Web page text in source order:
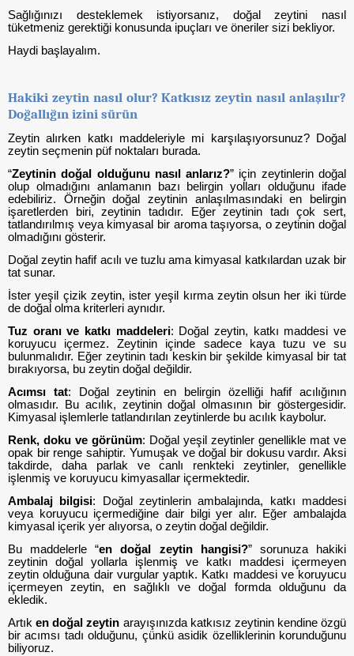
Sağlığınızı desteklemek istiyorsanız, doğal zeytini nasıl
tüketmeniz gerektiği konusunda ipuçları ve öneriler sizi bekliyor.
Haydi başlayalım.
Hakiki zeytin nasıl olur? Katkısız zeytin nasıl anlaşılır?
Doğallığın izini sürün
Zeytin alırken katkı maddeleriyle mi karşılaşıyorsunuz? Doğal
zeytin seçmenin püf noktaları burada.
“Zeytinin doğal olduğunu nasıl anlarız?” için zeytinlerin doğal
olup olmadığını anlamanın bazı belirgin yolları olduğunu ifade
edebiliriz. Örneğin doğal zeytinin anlaşılmasındaki en belirgin
işaretlerden biri, zeytinin tadıdır. Eğer zeytinin tadı çok sert,
tatlandırılmış veya kimyasal bir aroma taşıyorsa, o zeytinin doğal
olmadığını gösterir.
Doğal zeytin hafif acılı ve tuzlu ama kimyasal katkılardan uzak bir
tat sunar.
İster yeşil çizik zeytin, ister yeşil kırma zeytin olsun her iki türde
de doğal olma kriterleri aynıdır.
Tuz oranı ve katkı maddeleri: Doğal zeytin, katkı maddesi ve
koruyucu içermez. Zeytinin içinde sadece kaya tuzu ve su
bulunmalıdır. Eğer zeytinin tadı keskin bir şekilde kimyasal bir tat
bırakıyorsa, bu zeytin doğal değildir.
Acımsı tat: Doğal zeytinin en belirgin özelliği hafif acılığının
olmasıdır. Bu acılık, zeytinin doğal olmasının bir göstergesidir.
Kimyasal işlemlerle tatlandırılan zeytinlerde bu acılık kaybolur.
Renk, doku ve görünüm: Doğal yeşil zeytinler genellikle mat ve
opak bir renge sahiptir. Yumuşak ve doğal bir dokusu vardır. Aksi
takdirde, daha parlak ve canlı renkteki zeytinler, genellikle
işlenmiş ve koruyucu kimyasallar içermektedir.
Ambalaj bilgisi: Doğal zeytinlerin ambalajında, katkı maddesi
veya koruyucu içermediğine dair bilgi yer alır. Eğer ambalajda
kimyasal içerik yer alıyorsa, o zeytin doğal değildir.
Bu maddelerle
“en doğal zeytin hangisi?” sorunuza hakiki
zeytinin doğal yollarla işlenmiş ve katkı maddesi içermeyen
zeytin olduğuna dair vurgular yaptık. Katkı maddesi ve koruyucu
içermeyen zeytin, en sağlıklı ve doğal formda olduğunu da
ekledik.
Artıken doğal zeytin arayışınızda katkısız zeytinin kendine özgü
bir acımsı tadı olduğunu, çünkü asidik özelliklerinin korunduğunu
biliyoruz.